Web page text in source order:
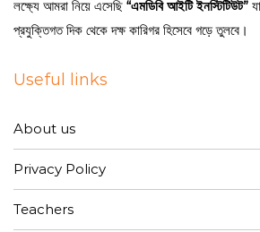
লক্ষ্যে আমরা নিয়ে এসেছি “এমডিবি আইটি ইনস্টিটিউট”
প্রযুক্তিগত দিক থেকে দক্ষ কারিগর হিসেবে গড়ে তুলবে।
Useful links
About us
Privacy Policy
Teachers